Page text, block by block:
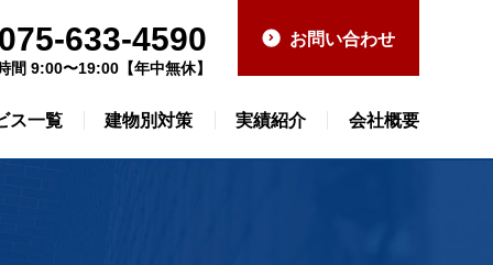
ス一覧 建物別対策 実績紹介 会社概要
633-4590
間 9:00〜19:00【年中無休】
お問い合わせ